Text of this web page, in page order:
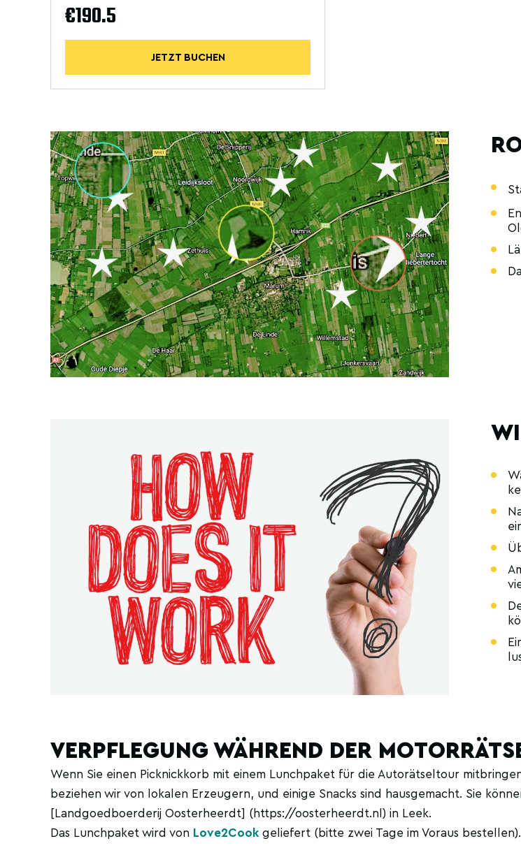
€190.5
JETZT BUCHEN
VERPFLEGUNG WÄHREND DER
Wenn Sie einen Picknickkorb mit einem Lunchpaket für die Autorätseltour
beziehen wir von lokalen Erzeugern, und einige Snacks sind hausgemacht. Sie
[Landgoedboerderij Oosterheerdt] (https://oosterheerdt.nl) in Leek.
Das Lunchpaket wird von Love2Cook geliefert (bitte zwei Tage im Voraus bestellen).